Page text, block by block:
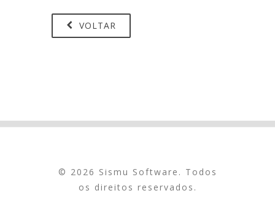
VOLTAR
© 2026 Sismu Software. Todos
os direitos reservados.